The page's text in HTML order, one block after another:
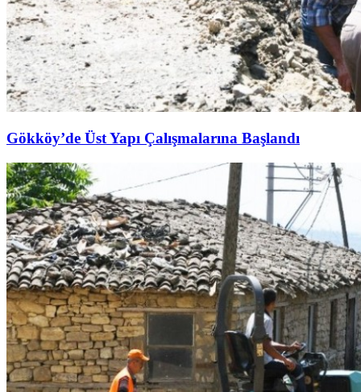
Gökköy’de Üst Yapı Çalışmalarına Başlandı